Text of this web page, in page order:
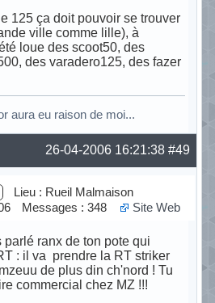
125 ça doit pouvoir se trouver
ville comme lille), à
loue des scoot50, des
des varadero125, des fazer
aura eu raison de moi...
#49
26-04-2006 16:21:38
Lieu : Rueil Malmaison
Messages : 348 Site Web
ranx de ton pote qui
: il va prendre la RT striker
de plus din ch'nord ! Tu
commercial chez MZ !!!